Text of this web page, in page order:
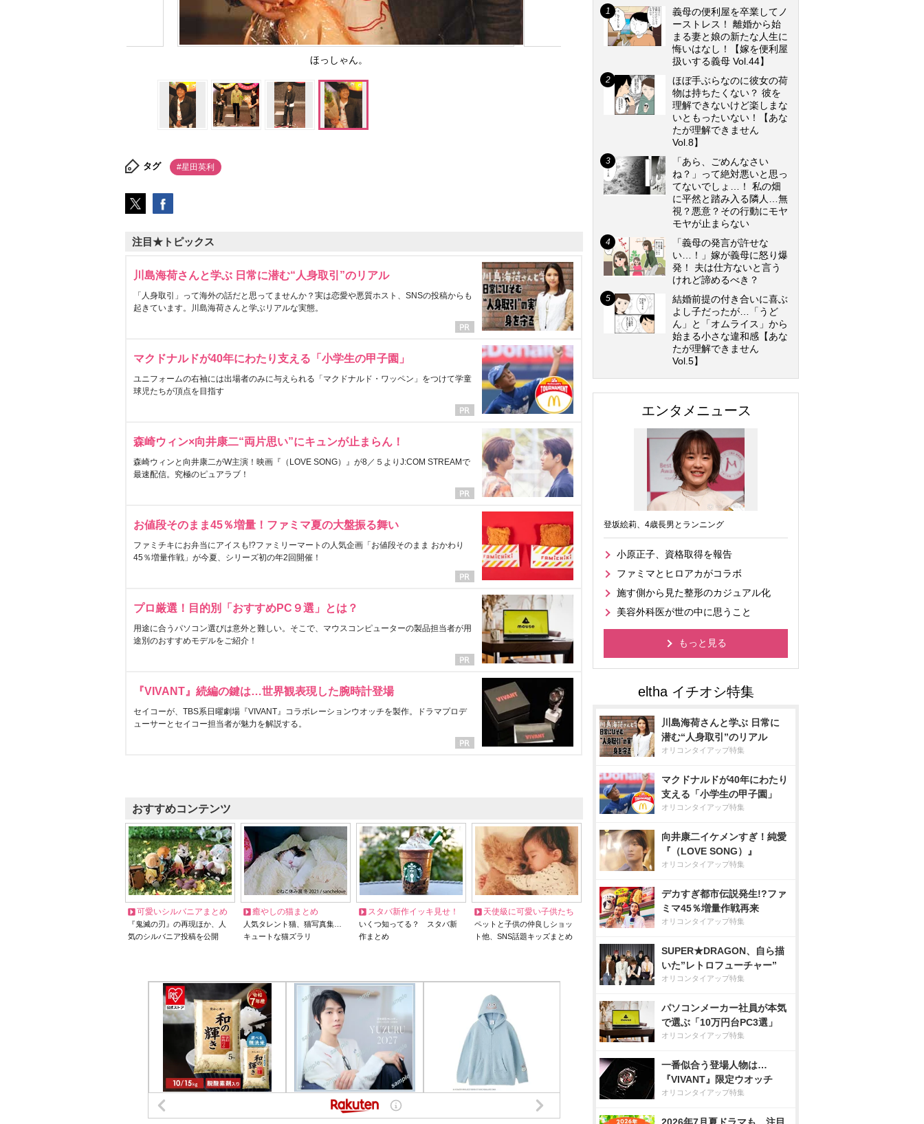
ほっしゃん。
タグ #星田英利
注目★トピックス
川島海荷さんと学ぶ 日常に潜む“人身取引”のリアル
「人身取引」って海外の話だと思ってませんか？実は恋愛や悪質ホスト、SNSの投稿からも
起きています。川島海荷さんと学ぶリアルな実態。
マクドナルドが40年にわたり支える「小学生の甲子園」
ユニフォームの右袖には出場者のみに与えられる「マクドナルド・ワッペン」をつけて学童
球児たちが頂点を目指す
森崎ウィン×向井康二“両片思い”にキュンが止まらん！
森崎ウィンと向井康二がW主演！映画『（LOVE SONG）』が8／５よりJ:COM STREAMで
最速配信。究極のピュアラブ！
お値段そのまま45％増量！ファミマ夏の大盤振る舞い
ファミチキにお弁当にアイスも!?ファミリーマートの人気企画「お値段そのまま おかわり
45％増量作戦」が今夏、シリーズ初の年2回開催！
プロ厳選！目的別「おすすめPC９選」とは？
用途に合うパソコン選びは意外と難しい。そこで、マウスコンピューターの製品担当者が用
途別のおすすめモデルをご紹介！
『VIVANT』続編の鍵は…世界観表現した腕時計登場
セイコーが、TBS系日曜劇場『VIVANT』コラボレーションウオッチを製作。ドラマプロデ
ューサーとセイコー担当者が魅力を解説する。
おすすめコンテンツ
可愛いシルバニアまとめ
『鬼滅の刃』の再現ほか、人
気のシルバニア投稿を公開
癒やしの猫まとめ
人気タレント猫、猫写真集…
キュートな猫ズラリ
スタバ新作イッキ見せ！
いくつ知ってる？ スタバ新
作まとめ
天使級に可愛い子供たち
ペットと子供の仲良しショッ
ト他、SNS話題キッズまとめ
義母の便利屋を卒業してノ
ーストレス！ 離婚から始
まる妻と娘の新たな人生に
悔いはなし！【嫁を便利屋
扱いする義母 Vol.44】
ほぼ手ぶらなのに彼女の荷
物は持ちたくない？ 彼を
理解できないけど楽しまな
いともったいない！【あな
たが理解できません
Vol.8】
「あら、ごめんなさい
ね？」って絶対悪いと思っ
てないでしょ…！ 私の畑
に平然と踏み入る隣人…無
視？悪意？その行動にモヤ
モヤが止まらない
「義母の発言が許せな
い…！」嫁が義母に怒り爆
発！ 夫は仕方ないと言う
けれど諦めるべき？
結婚前提の付き合いに喜ぶ
よし子だったが…「うど
ん」と「オムライス」から
始まる小さな違和感【あな
たが理解できません
Vol.5】
エンタメニュース
登坂絵莉、4歳長男とランニング
小原正子、資格取得を報告
ファミマとヒロアカがコラボ
施す側から見た整形のカジュアル化
美容外科医が世の中に思うこと
もっと見る
川島海荷さんと学ぶ 日常に
潜む“人身取引”のリアル
オリコンタイアップ特集
マクドナルドが40年にわたり
支える「小学生の甲子園」
オリコンタイアップ特集
向井康二イケメンすぎ！純愛
『（LOVE SONG）』
オリコンタイアップ特集
デカすぎ都市伝説発生!?ファ
ミマ45％増量作戦再来
オリコンタイアップ特集
SUPER★DRAGON、自ら描
いた”レトロフューチャー”
オリコンタイアップ特集
パソコンメーカー社員が本気
で選ぶ「10万円台PC3選」
オリコンタイアップ特集
一番似合う登場人物は…
『VIVANT』限定ウオッチ
オリコンタイアップ特集